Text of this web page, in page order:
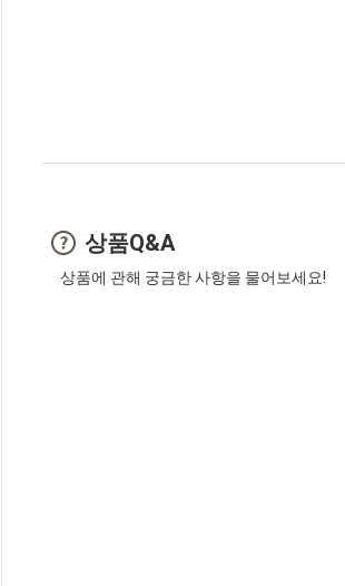
상품Q&A
상품에 관해 궁금한 사항을 물어보세요!